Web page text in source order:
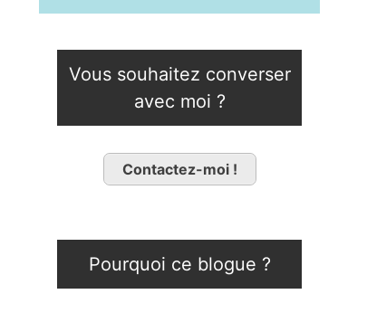
Vous souhaitez converser
avec moi ?
Contactez-moi !
Pourquoi ce blogue ?